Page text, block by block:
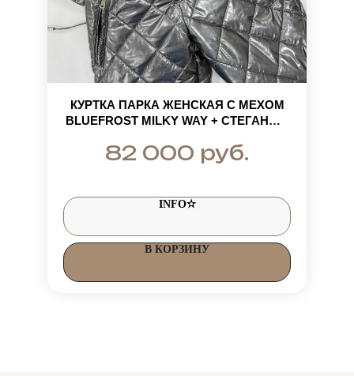
КУРТКА ПАРКА ЖЕНСКАЯ С МЕХОМ
BLUEFROST MILKY WAY + СТЕГАНЫЕ
КОСТЮМ В ЦВЕТЕ СТАЛЬ
82 000 руб.
INFO✫
В КОРЗИНУ